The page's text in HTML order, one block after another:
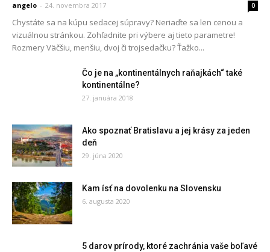
angelo - 24. novembra 2017 0
Chystáte sa na kúpu sedacej súpravy? Neriaďte sa len cenou a
vizuálnou stránkou. Zohľadnite pri výbere aj tieto parametre!
Rozmery Väčšiu, menšiu, dvoj či trojsedačku? Ťažko...
Čo je na „kontinentálnych raňajkách“ také
kontinentálne?
27. januára 2018
Ako spoznať Bratislavu a jej krásy za jeden
deň
29. júna 2020
Kam ísť na dovolenku na Slovensku
6. augusta 2020
5 darov prírody, ktoré zachránia vaše boľavé